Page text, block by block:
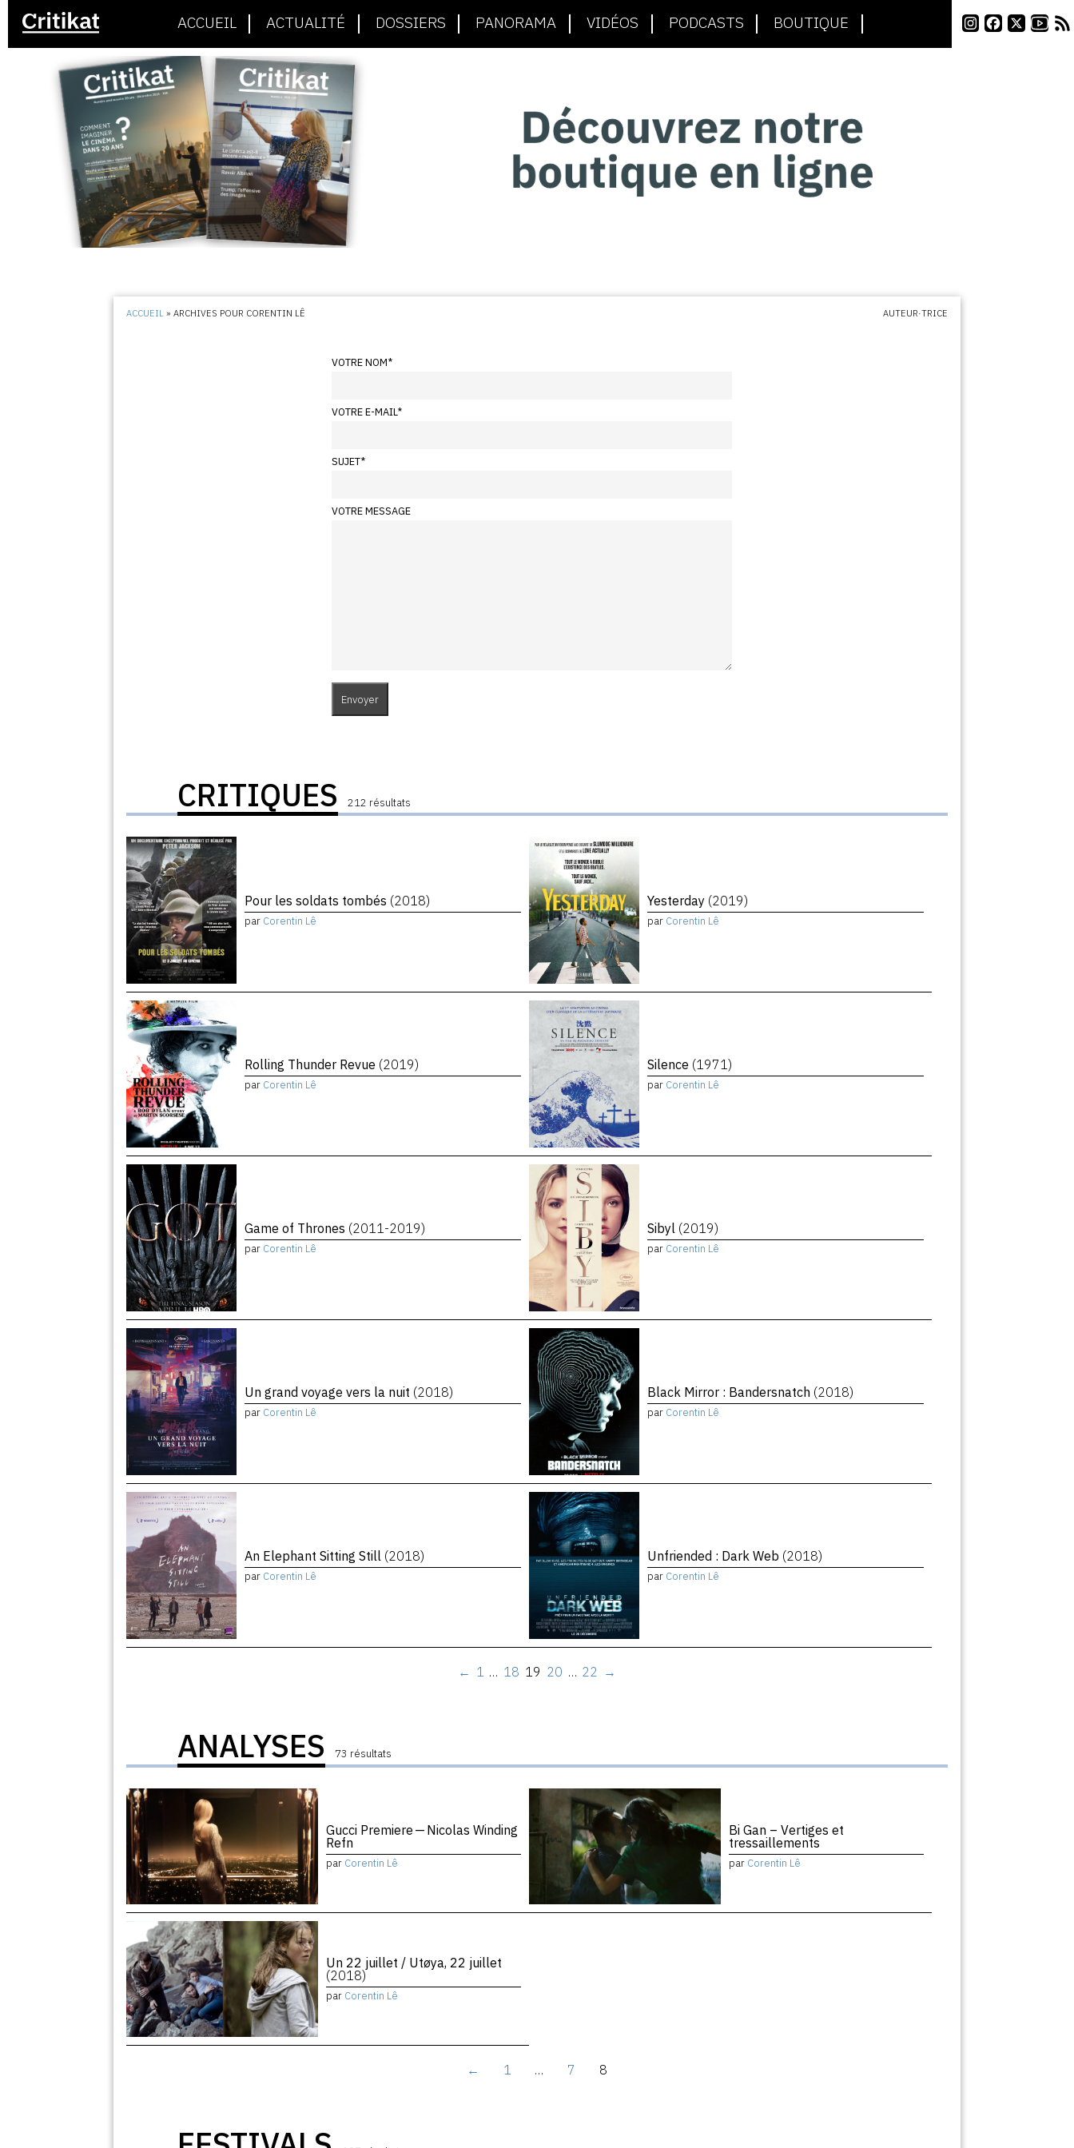
ACCUEIL ACTUALITÉ DOSSIERS PANORAMA VIDÉOS PODCASTS BOUTIQUE
ACCUEIL »ARCHIVES POUR CORENTIN LÊ AUTEUR·TRICE
VOTRE NOM*
VOTRE E-MAIL*
SUJET*
VOTRE MESSAGE
CRITIQUES 212 résultats
Pour les soldats tombés (2018)
par Corentin Lê
Yesterday (2019)
par Corentin Lê
Rolling Thunder Revue (2019)
par Corentin Lê
Silence (1971)
par Corentin Lê
Game of Thrones (2011-2019)
par Corentin Lê
Sibyl (2019)
par Corentin Lê
Un grand voyage vers la nuit (2018)
par Corentin Lê
Black Mirror : Bandersnatch (2018)
par Corentin Lê
An Elephant Sitting Still (2018)
par Corentin Lê
Unfriended : Dark Web (2018)
par Corentin Lê
← 1 … 18 19 20 … 22 →
ANALYSES 73 résultats
Gucci Premiere — Nicolas Winding
Refn
par Corentin Lê
Bi Gan – Vertiges et
tressaillements
par Corentin Lê
Un 22 juillet / Utøya, 22 juillet
(2018)
par Corentin Lê
← 1 … 7 8